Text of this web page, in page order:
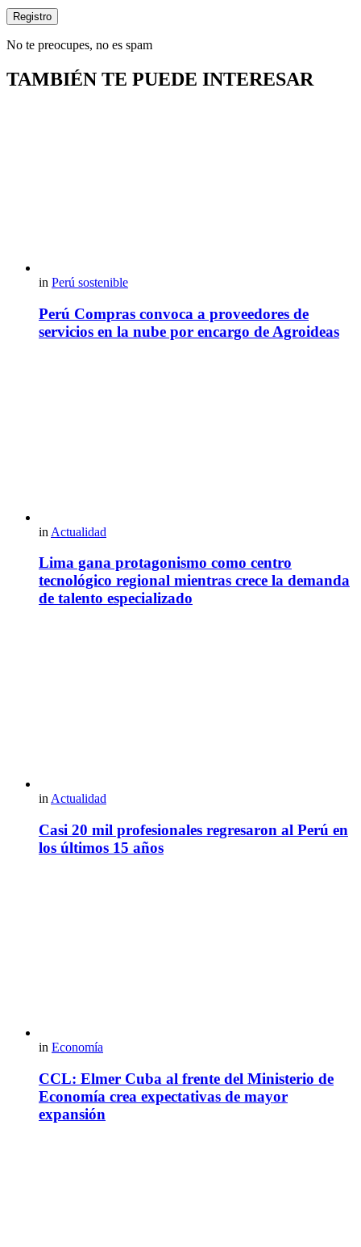
No te preocupes, no es spam
TAMBIÉN TE PUEDE INTERESAR
in Perú sostenible
Perú Compras convoca a proveedores de
servicios en la nube por encargo de Agroideas
in Actualidad
Lima gana protagonismo como centro
tecnológico regional mientras crece la demanda
de talento especializado
in Actualidad
Casi 20 mil profesionales regresaron al Perú en
los últimos 15 años
in Economía
CCL: Elmer Cuba al frente del Ministerio de
Economía crea expectativas de mayor
expansión